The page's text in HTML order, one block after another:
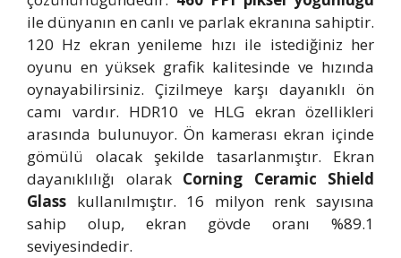
ile dünyanın en canlı ve parlak ekranına sahiptir.
120 Hz ekran yenileme hızı ile istediğiniz her
oyunu en yüksek grafik kalitesinde ve hızında
oynayabilirsiniz. Çizilmeye karşı dayanıklı ön
camı vardır. HDR10 ve HLG ekran özellikleri
arasında bulunuyor. Ön kamerası ekran içinde
gömülü olacak şekilde tasarlanmıştır. Ekran
dayanıklılığı olarak Corning Ceramic Shield
Glass kullanılmıştır. 16 milyon renk sayısına
sahip olup, ekran gövde oranı %89.1
seviyesindedir.